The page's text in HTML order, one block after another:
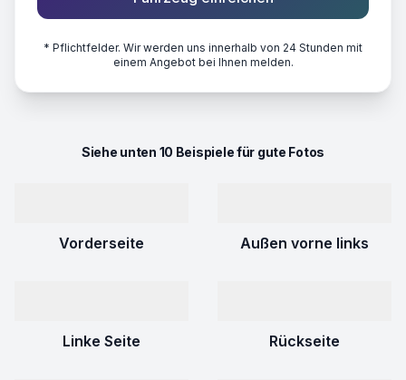
* Pflichtfelder. Wir werden uns innerhalb von 24 Stunden mit
einem Angebot bei Ihnen melden.
Siehe unten 10 Beispiele für gute Fotos
Vorderseite Außen vorne links
Linke Seite Rückseite